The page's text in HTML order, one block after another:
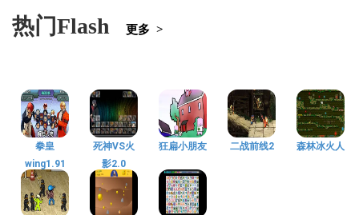
热门Flash 更多 >
拳皇
wing1.91
死神VS火
影2.0
狂扁小朋友 二战前线2 森林冰火人